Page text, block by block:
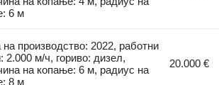
6 м
на производство: 2022, работни
2.000 м/ч, гориво: дизел,
на копање: 6 м, радиус на
8 м
20.000 €